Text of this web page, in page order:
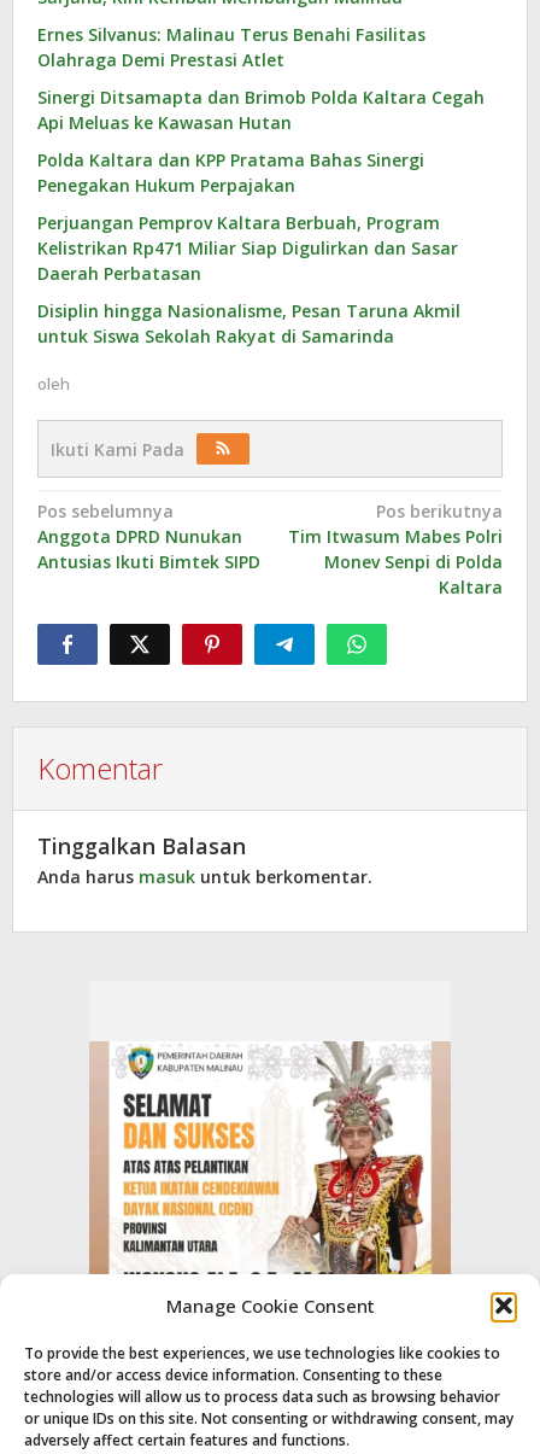
Manage Cookie Consent
To provide the best experiences, we use technologies like cookies to
store and/or access device information. Consenting to these
technologies will allow us to process data such as browsing behavior
or unique IDs on this site. Not consenting or withdrawing consent, may
adversely affect certain features and functions.
Ernes Silvanus: Malinau Terus Benahi Fasilitas
Olahraga Demi Prestasi Atlet
Sinergi Ditsamapta dan Brimob Polda Kaltara Cegah
Api Meluas ke Kawasan Hutan
Polda Kaltara dan KPP Pratama Bahas Sinergi
Penegakan Hukum Perpajakan
Perjuangan Pemprov Kaltara Berbuah, Program
Kelistrikan Rp471 Miliar Siap Digulirkan dan Sasar
Daerah Perbatasan
Disiplin hingga Nasionalisme, Pesan Taruna Akmil
untuk Siswa Sekolah Rakyat di Samarinda
oleh
Ikuti Kami Pada
Navigasi
pos
Pos sebelumnya
Anggota DPRD Nunukan
Antusias Ikuti Bimtek SIPD
Pos berikutnya
Tim Itwasum Mabes Polri
Monev Senpi di Polda
Kaltara
Komentar
Tinggalkan Balasan
Anda harus masuk untuk berkomentar.